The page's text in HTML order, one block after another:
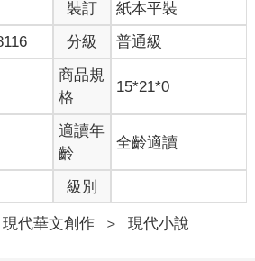
裝訂
紙本平裝
分級 普通級
商品規
格
15*21*0
適讀年
齡
全齡適讀
級別
現代華文創作 ＞ 現代小說